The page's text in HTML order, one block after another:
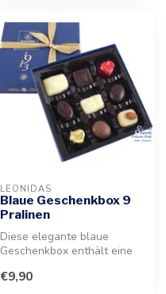
LEONIDAS
Blaue Geschenkbox 9
Pralinen
Diese elegante blaue
Geschenkbox enthält eine
Schokolad...
€9,90